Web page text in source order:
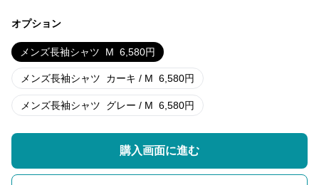
オプション
メンズ長袖シャツ M 6,580円
メンズ長袖シャツ カーキ / M 6,580円
メンズ長袖シャツ グレー / M 6,580円
購入画面に進む